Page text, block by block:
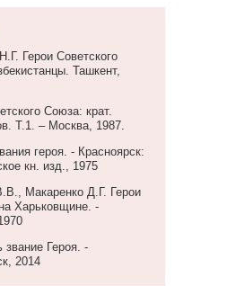
Герои Советского
Ташкент,
Союза: крат.
Т.1. – Москва, 1987.
героя. - Красноярск:
кн. изд., 1975
Макаренко Д.Г. Герои
Харьковщине. -
звание Героя. -
2014